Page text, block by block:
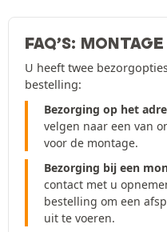
FAQ’S: MONTAGE
U heeft twee
bestelling:
Bezorging op het
velgen naar een van
voor de montage.
Bezorging bij een
contact met u
bestelling om een
uit te voeren.